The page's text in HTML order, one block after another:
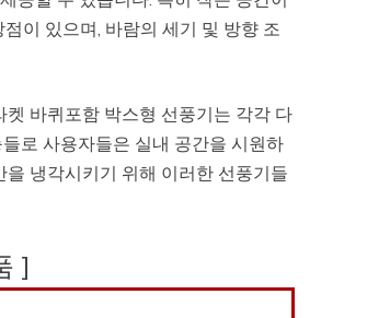
이 있으며, 바람의 세기 및 방향 조
바퀴포함 박스형 선풍기는 각각 다
로 사용자들은 실내 공간을 시원하
냉각시키기 위해 이러한 선풍기들
]